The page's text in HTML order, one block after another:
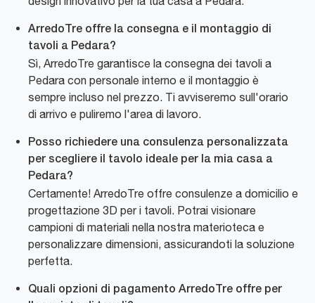
ArredoTre offre la consegna e il montaggio di
tavoli a Pedara?
Sì, ArredoTre garantisce la consegna dei tavoli a
Pedara con personale interno e il montaggio è
sempre incluso nel prezzo. Ti avviseremo sull'orario
di arrivo e puliremo l'area di lavoro.
Posso richiedere una consulenza personalizzata
per scegliere il tavolo ideale per la mia casa a
Pedara?
Certamente! ArredoTre offre consulenze a domicilio e
progettazione 3D per i tavoli. Potrai visionare
campioni di materiali nella nostra materioteca e
personalizzare dimensioni, assicurandoti la soluzione
perfetta.
Quali opzioni di pagamento ArredoTre offre per